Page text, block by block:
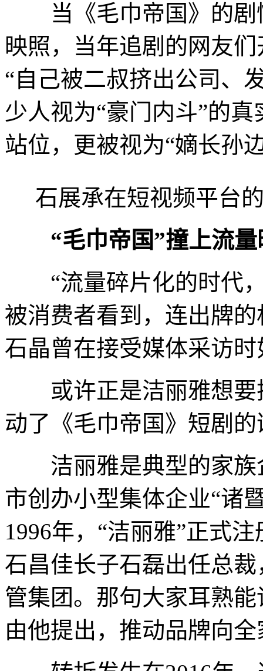
当《毛巾帝国》的剧
映照，当年追剧的网友
“自己被二叔挤出公司、
少人视为“豪门内斗”的
站位，更被视为“嫡长孙
石展承在短视频平台
“毛巾帝国”撞上流
“流量碎片化的时代，
被消费者看到，连出牌
石晶曾在接受媒体采访
或许正是洁丽雅想要
动了《毛巾帝国》短剧的
洁丽雅是典型的家族
市创办小型集体企业“诸
1996年，“洁丽雅”正式
石昌佳长子石磊出任总
管集团。那句大家耳熟
由他提出，推动品牌向